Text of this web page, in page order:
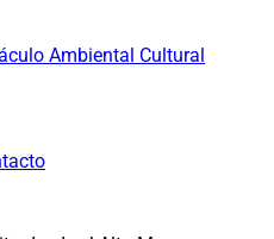
Ambiental Cultural